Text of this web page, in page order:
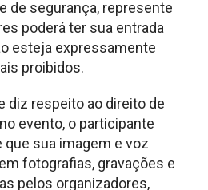
de segurança, represente
poderá ter sua entrada
esteja expressamente
proibidos.
diz respeito ao direito de
evento, o participante
sua imagem e voz
fotografias, gravações e
pelos organizadores,